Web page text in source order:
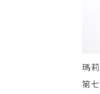
瑪
第